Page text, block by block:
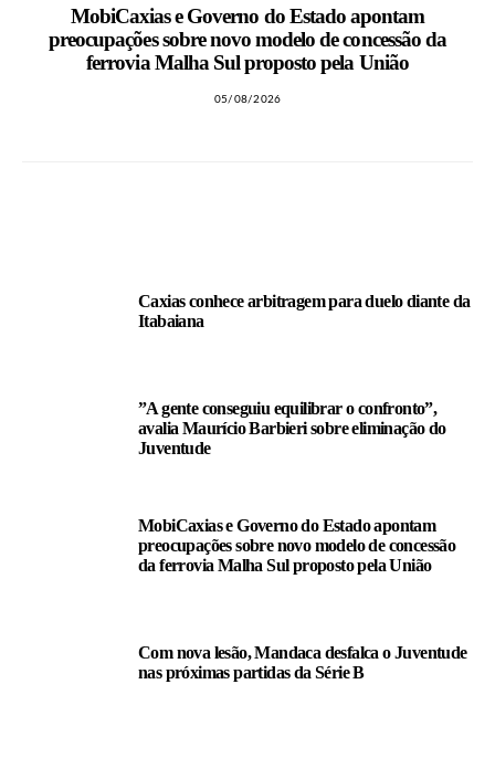
MobiCaxias e Governo do Estado apontam
preocupações sobre novo modelo de concessão da
ferrovia Malha Sul proposto pela União
05/08/2026
Caxias conhece arbitragem para duelo diante da
Itabaiana
”A gente conseguiu equilibrar o confronto”,
avalia Maurício Barbieri sobre eliminação do
Juventude
MobiCaxias e Governo do Estado apontam
preocupações sobre novo modelo de concessão
da ferrovia Malha Sul proposto pela União
Com nova lesão, Mandaca desfalca o Juventude
nas próximas partidas da Série B